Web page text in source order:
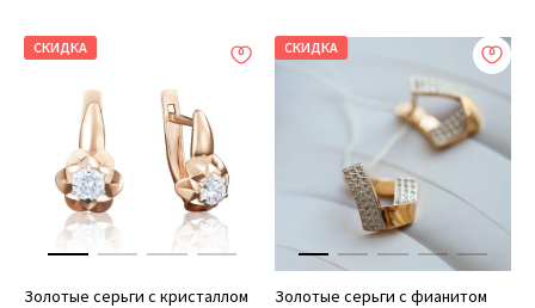
СКИДКА
Золотые серьги с кристаллом
СКИДКА
Золотые серьги с фианитом